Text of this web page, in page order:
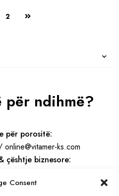
Consent
2
për ndihmë?
për porositë:
ks.com
çështje biznesore: